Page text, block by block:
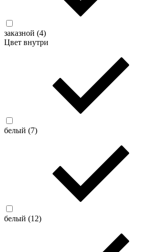
заказной (4)
Цвет внутри
белый (7)
белый (12)